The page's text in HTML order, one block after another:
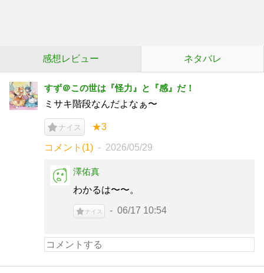
感想レビュー ネタバレ
すず＠この世は『怪力』と『感』だ！
ミサキ階段なんだよなぁ〜
ナイス ★3
コメント(1) 2026/05/29
澤佑真
わかるは〜〜。
ナイス 06/17 10:54